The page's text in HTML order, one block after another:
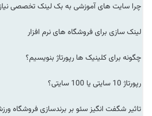
چرا سایت های آموزشی به بک لینک تخصصی نیاز
لینک سازی برای فروشگاه های نرم افزار
چگونه برای کلینیک ها رپورتاژ بنویسیم؟
رپورتاژ 10 سایتی یا 100 سایتی؟
تاثیر شگفت انگیز سئو بر برندسازی فروشگاه